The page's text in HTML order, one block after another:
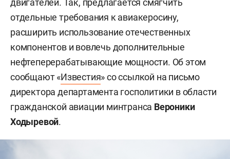
отдельные требования к авиакеросину,
расширить использование отечественных
компонентов и вовлечь дополнительные
нефтеперерабатывающие мощности. Об этом
сообщают «Известия» со ссылкой на письмо
директора департамента госполитики в области
гражданской авиации минтранса Вероники
Ходыревой.